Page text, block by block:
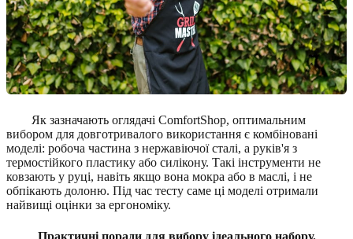
Як зазначають оглядачі ComfortShop, оптимальним
вибором для довготривалого використання є комбіновані
моделі: робоча частина з нержавіючої сталі, а руків'я з
термостійкого пластику або силікону. Такі інструменти не
ковзають у руці, навіть якщо вона мокра або в маслі, і не
обпікають долоню. Під час тесту саме ці моделі отримали
найвищі оцінки за ергономіку.
Практичні поради для вибору ідеального набору.